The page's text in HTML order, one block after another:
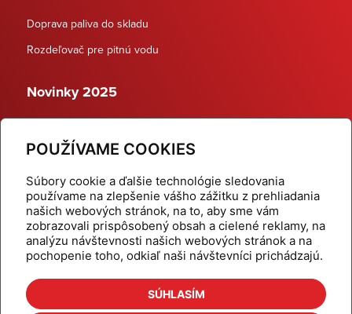
POUŽÍVAME COOKIES
Súbory cookie a ďalšie technológie sledovania
používame na zlepšenie vášho zážitku z prehliadania
našich webových stránok, na to, aby sme vám
zobrazovali prispôsobený obsah a cielené reklamy, na
analýzu návštevnosti našich webových stránok a na
pochopenie toho, odkiaľ naši návštevníci prichádzajú.
SÚHLASÍM
Doprava paliva do skladu
Rozdeľovač pre pitnú vodu
Novinky 2025
Dynamické termostatické ventily
Domov
Produkty
Aktuality
Odber šikovné tipy
Kalkulačky
Cenníky
Na stiahnutie
Referencie